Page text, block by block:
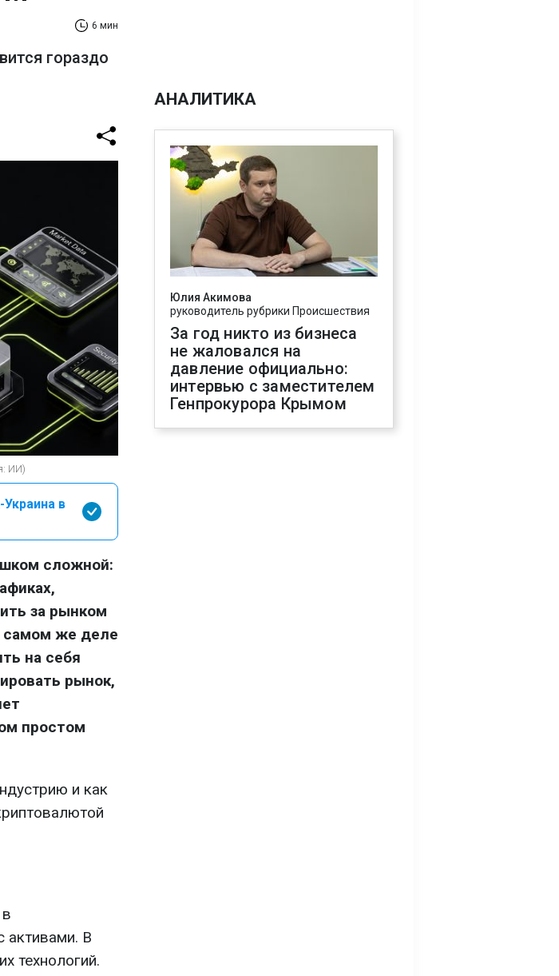
6 мин
гораздо
ИИ)
в
сложной:
за рынком
самом же деле
на себя
рынок,
простом
и как
активами. В
технологий.
АНАЛИТИКА
Юлия Акимова
руководитель рубрики Происшествия
За год никто из бизнеса
не жаловался на
давление официально:
интервью с заместителем
Генпрокурора Крымом